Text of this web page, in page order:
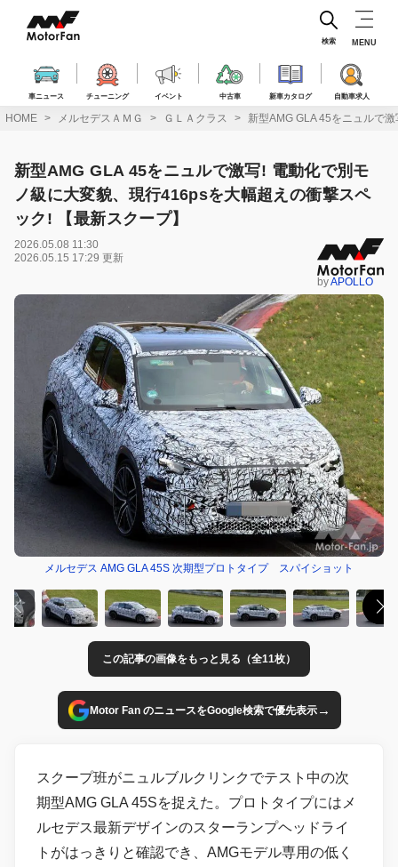
ス
車ニュース チューニング イベント 中古車 新車カタログ 自動車求人
検索 MENU
HOME メルセデスＡＭＧ ＧＬＡクラス 新型AMG GLA 45をニュルで
新型AMG GLA 45をニュルで激写! 電動化で別モ
ノ級に大変貌、現行416psを大幅超えの衝撃スペ
ック! 【最新スクープ】
2026.05.08 11:30
2026.05.15 17:29 更新
byAPOLLO
メルセデス AMG GLA 45S 次期型プロトタイプ スパイショット
この記事の画像をもっと見る（全11枚）
Motor Fan のニュースをGoogle検索で優先表示→
スクープ班がニュルブルクリンクでテスト中の次
期型AMG GLA 45Sを捉えた。プロトタイプにはメ
ルセデス最新デザインのスターランプヘッドライ
トがはっきりと確認でき、AMGモデル専用の低く